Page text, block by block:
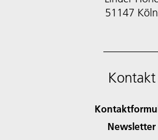
51147 Köln
Kontakt
Newsletter